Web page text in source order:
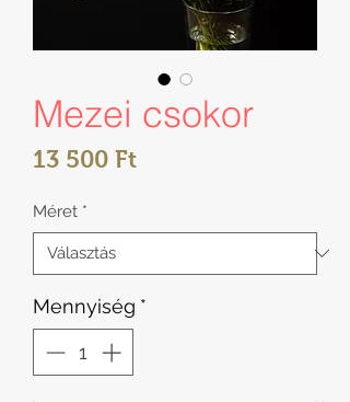
Mezei csokor
13 500 FtÁr
Méret *
Mennyiség *